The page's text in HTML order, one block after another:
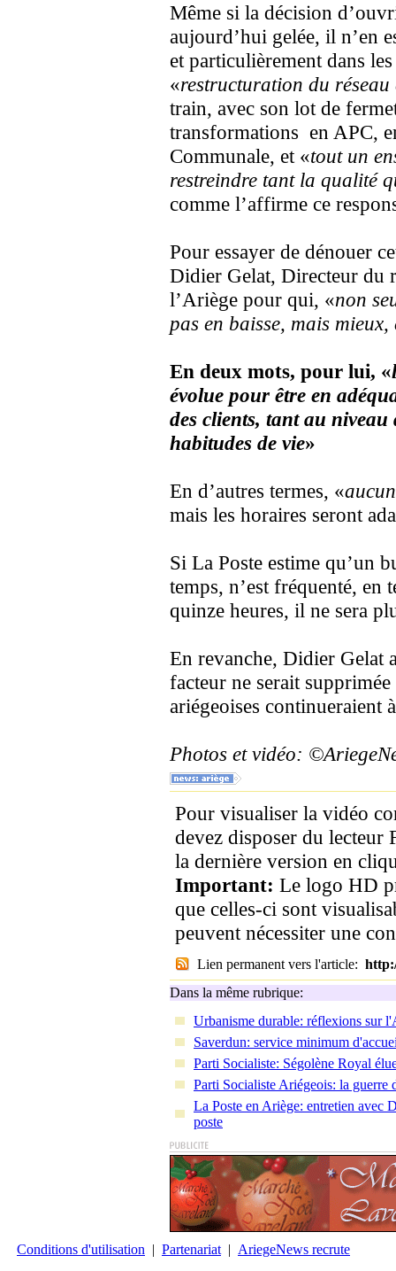
Même si la décision
aujourd’hui gelée, il n’en
et particulièrement dans
«restructuration du réseau
train, avec son lot de
transformations en APC,
Communale, et «tout un
restreindre tant la qualité
comme l’affirme ce
Pour essayer de dénouer
Didier Gelat, Directeur du
l’Ariège pour qui, «non
pas en baisse, mais mieux,
En deux mots, pour lui, «
évolue pour être en
des clients, tant au
habitudes de vie»
En d’autres termes, «
mais les horaires seront
Si La Poste estime qu’un
temps, n’est fréquenté, en
quinze heures, il ne sera
En revanche, Didier Gelat
facteur ne serait
ariégeoises continueraient
Photos et vidéo:
Pour visualiser la vidéo
devez disposer du lecteur
la dernière version en
Important: Le logo HD
que celles-ci sont
peuvent nécessiter une
Lien permanent vers l'article:
Dans la même rubrique:
Urbanisme durable: réflexions sur
Saverdun: service minimum
Parti Socialiste: Ségolène Royal
Parti Socialiste Ariégeois: la guerre
La Poste en Ariège: entretien avec
poste
Conditions d'utilisation | Partenariat | AriegeNews recrute